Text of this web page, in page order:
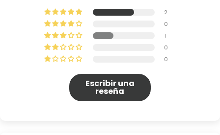
2
0
1
0
0
Escribir una
reseña